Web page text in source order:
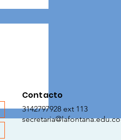
Contacto
3142797928 ext 113
secretaria@lafontana.edu.co